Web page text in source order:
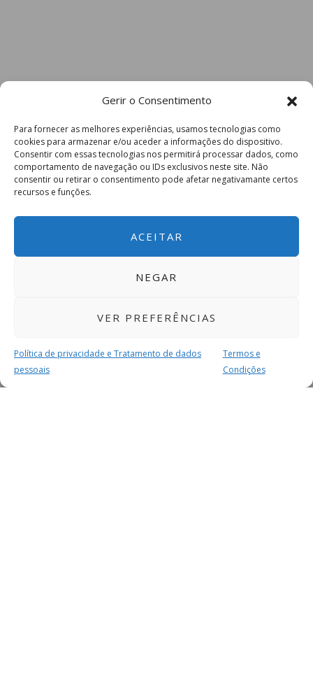
Gerir o Consentimento
Para fornecer as melhores experiências, usamos tecnologias como
cookies para armazenar e/ou aceder a informações do dispositivo.
Consentir com essas tecnologias nos permitirá processar dados, como
comportamento de navegação ou IDs exclusivos neste site. Não
consentir ou retirar o consentimento pode afetar negativamante certos
recursos e funções.
ACEITAR
NEGAR
VER PREFERÊNCIAS
Política de privacidade e Tratamento de dados
pessoais
Termos e
Condições